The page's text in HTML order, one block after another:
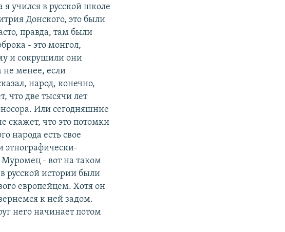
учился в русской школе
Донского, это были
правда, там были
- это монгол,
и сокрушили они
не менее, если
народ, конечно,
что две тысячи лет
Или сегодняшние
скажет, что это потомки
народа есть свое
этнографически-
- вот на таком
русской истории были
европейцем. Хотя он
к ней задом.
него начинает потом